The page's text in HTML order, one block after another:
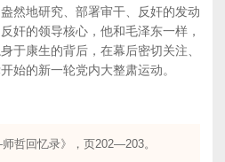
然地研究、部署审干、反奸的发动
奸的领导核心，他和毛泽东一样，
于康生的背后，在幕后密切关注、
始的新一轮党内大整肃运动。
哲回忆录》，页202—203。